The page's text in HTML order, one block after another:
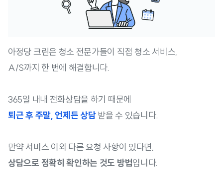
아정당 크린은 청소 전문가들이 직접 청소 서비스,
A/S까지 한 번에 해결합니다.
365일 내내 전화상담을 하기 때문에
퇴근 후 주말, 언제든 상담받을 수 있습니다.
만약 서비스 이외 다른 요청 사항이 있다면,
상담으로 정확히 확인하는 것도 방법입니다.